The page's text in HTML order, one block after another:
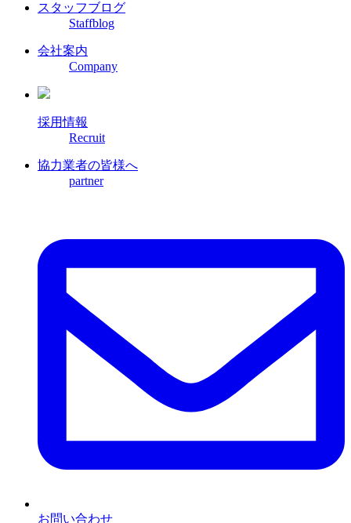
スタッフブログ
Staffblog
会社案内
Company
採用情報
Recruit
協力業者の皆様へ
partner
お問い合わせ